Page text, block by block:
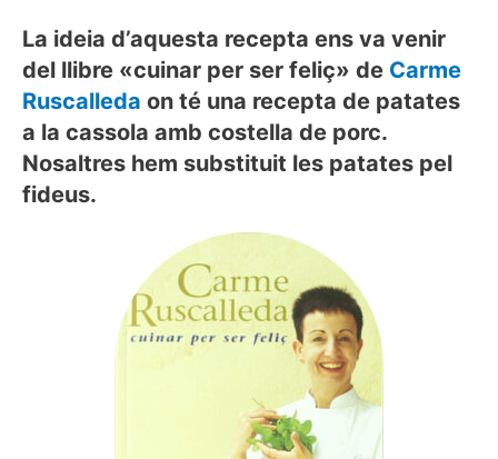
La ideia d’aquesta recepta ens va venir
del llibre «cuinar per ser feliç» de Carme
Ruscalleda on té una recepta de patates
a la cassola amb costella de porc.
Nosaltres hem substituit les patates pel
fideus.